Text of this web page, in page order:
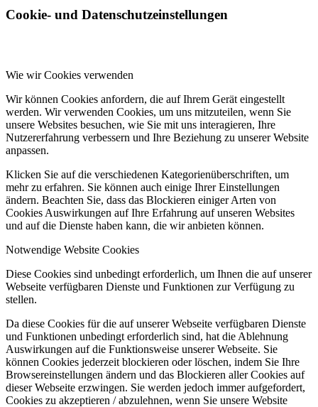
Cookie- und Datenschutzeinstellungen
Wie wir Cookies verwenden
Wir können Cookies anfordern, die auf Ihrem Gerät eingestellt
werden. Wir verwenden Cookies, um uns mitzuteilen, wenn Sie
unsere Websites besuchen, wie Sie mit uns interagieren, Ihre
Nutzererfahrung verbessern und Ihre Beziehung zu unserer Website
anpassen.
Klicken Sie auf die verschiedenen Kategorienüberschriften, um
mehr zu erfahren. Sie können auch einige Ihrer Einstellungen
ändern. Beachten Sie, dass das Blockieren einiger Arten von
Cookies Auswirkungen auf Ihre Erfahrung auf unseren Websites
und auf die Dienste haben kann, die wir anbieten können.
Notwendige Website Cookies
Diese Cookies sind unbedingt erforderlich, um Ihnen die auf unserer
Webseite verfügbaren Dienste und Funktionen zur Verfügung zu
stellen.
Da diese Cookies für die auf unserer Webseite verfügbaren Dienste
und Funktionen unbedingt erforderlich sind, hat die Ablehnung
Auswirkungen auf die Funktionsweise unserer Webseite. Sie
können Cookies jederzeit blockieren oder löschen, indem Sie Ihre
Browsereinstellungen ändern und das Blockieren aller Cookies auf
dieser Webseite erzwingen. Sie werden jedoch immer aufgefordert,
Cookies zu akzeptieren / abzulehnen, wenn Sie unsere Website